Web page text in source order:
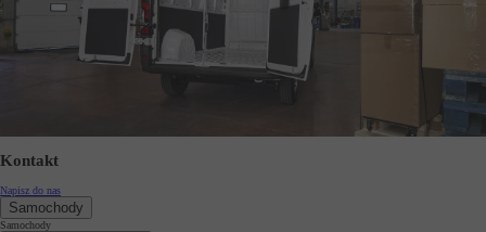
Kontakt
Napisz do nas
Samochody
Samochody